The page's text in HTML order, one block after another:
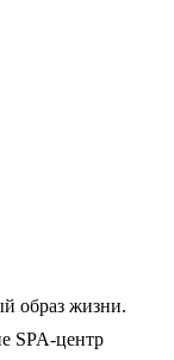
образ жизни.
SPA-центр